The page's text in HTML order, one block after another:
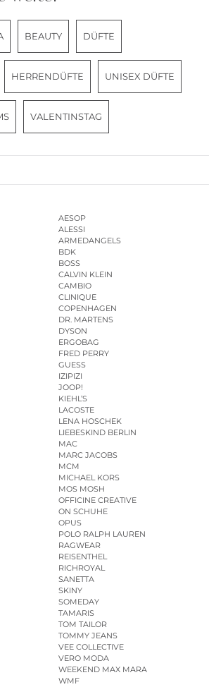
BEAUTY DÜFTE
HERRENDÜFTE UNISEX DÜFTE
VALENTINSTAG
AESOP
ALESSI
ARMEDANGELS
BDK
BOSS
CALVIN KLEIN
CAMBIO
CLINIQUE
COPENHAGEN
DR. MARTENS
DYSON
ERGOBAG
FRED PERRY
GUESS
IZIPIZI
JOOP!
KIEHL’S
LACOSTE
LENA HOSCHEK
LIEBESKIND BERLIN
MAC
MARC JACOBS
MCM
MICHAEL KORS
MOS MOSH
OFFICINE CREATIVE
ON SCHUHE
OPUS
POLO RALPH LAUREN
RAGWEAR
REISENTHEL
RICHROYAL
SANETTA
SKINY
SOMEDAY
TAMARIS
TOM TAILOR
TOMMY JEANS
VEE COLLECTIVE
VERO MODA
WEEKEND MAX MARA
WMF